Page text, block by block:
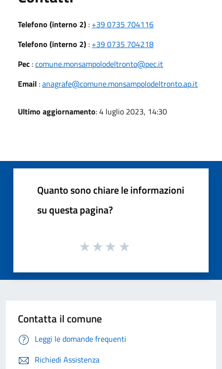
Telefono (interno 2) : +39 0735 704116
Telefono (interno 2) : +39 0735 704218
Pec :comune.monsampolodeltronto@pec.it
Email :anagrafe@comune.monsampolodeltronto.ap.it
Ultimo aggiornamento: 4 luglio 2023, 14:30
Quanto sono chiare le informazioni
su questa pagina?
Contatta il comune
Leggi le domande frequenti
Richiedi Assistenza